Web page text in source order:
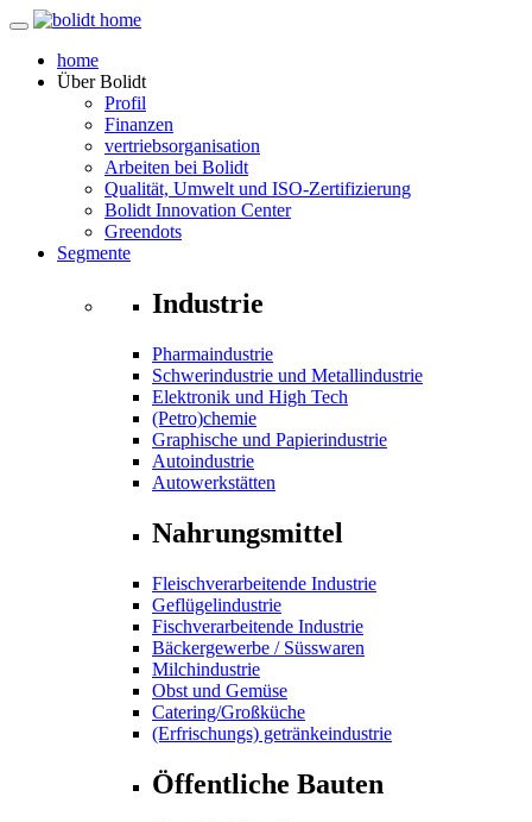
home
ÜberBolidt
Profil
Finanzen
vertriebsorganisation
Arbeiten bei Bolidt
Qualität, Umwelt und ISO-Zertifizierung
Bolidt Innovation Center
Greendots
Segmente
Industrie
Pharmaindustrie
Schwerindustrie und Metallindustrie
Elektronik und High Tech
(Petro)chemie
Graphische und Papierindustrie
Autoindustrie
Autowerkstätten
Nahrungsmittel
Fleischverarbeitende Industrie
Geflügelindustrie
Fischverarbeitende Industrie
Bäckergewerbe / Süsswaren
Milchindustrie
Obst und Gemüse
Catering/Großküche
(Erfrischungs) getränkeindustrie
Öffentliche Bauten